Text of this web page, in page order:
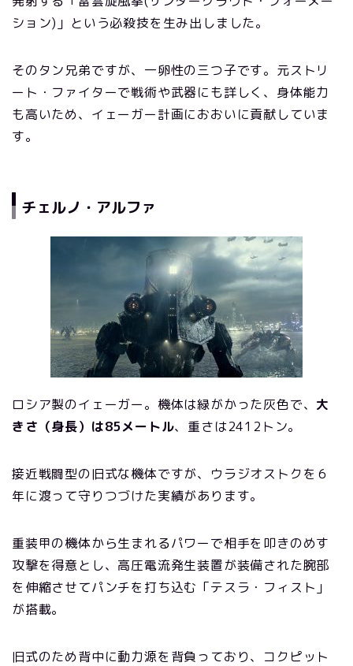
ション)」という必殺技を生み出しました。
そのタン兄弟ですが、一卵性の三つ子です。元ストリ
ート・ファイターで戦術や武器にも詳しく、身体能力
も高いため、イェーガー計画におおいに貢献していま
す。
チェルノ・アルファ
ロシア製のイェーガー。機体は緑がかった灰色で、 大
きさ（身長）は85メートル、重さは2412トン。
接近戦闘型の旧式な機体ですが、ウラジオストクを６
年に渡って守りつづけた実績があります。
重装甲の機体から生まれるパワーで相手を叩きのめす
攻撃を得意とし、高圧電流発生装置が装備された腕部
を伸縮させてパンチを打ち込む「テスラ・フィスト」
が搭載。
旧式のため背中に動力源を背負っており、コクピット